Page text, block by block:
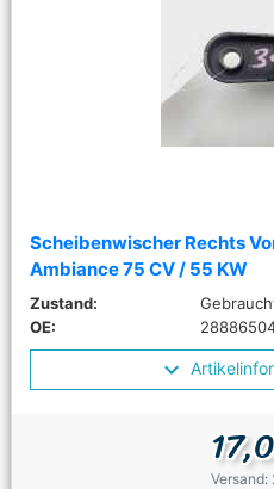
Scheibenwischer Rechts
Ambiance 75 CV / 55 KW
Zustand:
OE:
Versand: